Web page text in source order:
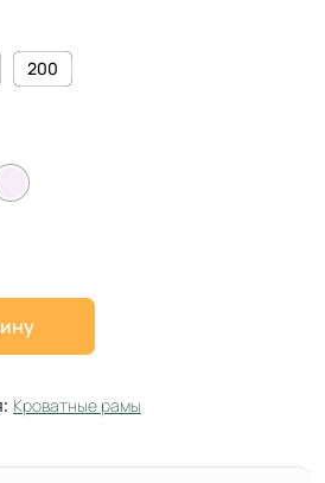
200
Кроватные рамы